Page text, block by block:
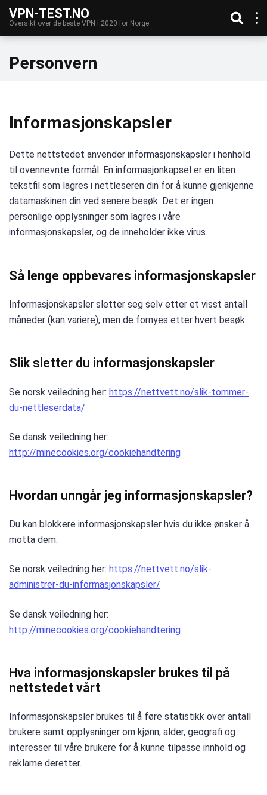
VPN-TEST.NO
Oversikt over de beste VPN i 2020 for Norge
Personvern
Informasjonskapsler
Dette nettstedet anvender informasjonskapsler i henhold
til ovennevnte formål. En informasjonkapsel er en liten
tekstfil som lagres i nettleseren din for å kunne gjenkjenne
datamaskinen din ved senere besøk. Det er ingen
personlige opplysninger som lagres i våre
informasjonskapsler, og de inneholder ikke virus.
Så lenge oppbevares informasjonskapsler
Informasjonskapsler sletter seg selv etter et visst antall
måneder (kan variere), men de fornyes etter hvert besøk.
Slik sletter du informasjonskapsler
Se norsk veiledning her: https://nettvett.no/slik-tommer-
du-nettleserdata/
Se dansk veiledning her:
http://minecookies.org/cookiehandtering
Hvordan unngår jeg informasjonskapsler?
Du kan blokkere informasjonskapsler hvis du ikke ønsker å
motta dem.
Se norsk veiledning her: https://nettvett.no/slik-
administrer-du-informasjonskapsler/
Se dansk veiledning her:
http://minecookies.org/cookiehandtering
Hva informasjonskapsler brukes til på
nettstedet vårt
Informasjonskapsler brukes til å føre statistikk over antall
brukere samt opplysninger om kjønn, alder, geografi og
interesser til våre brukere for å kunne tilpasse innhold og
reklame deretter.